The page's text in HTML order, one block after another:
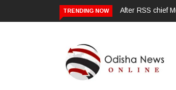
TRENDING NOW
Gen Z, Dipke urges him to make BJP stop ‘anti-